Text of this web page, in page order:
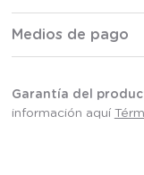
Medios de pago
Garantía del
información aquí